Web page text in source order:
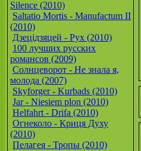
Silence (2010)
Saltatio Mortis - Manufactum II
(2010)
Дзецiдзяцей - Рух (2010)
100 лучших русских
романсов (2009)
Солнцеворот - Не знала я,
молода (2007)
Skyforger - Kurbads (2010)
Jar - Niesiem plon (2010)
Helfahrt - Drifa (2010)
Огнеколо - Криця Духу
(2010)
Пелагея - Тропы (2010)